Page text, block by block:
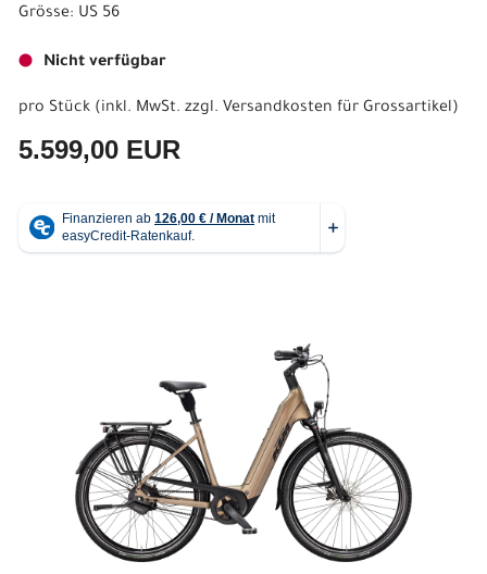
Grösse: US 56
Nicht verfügbar
pro Stück (inkl. MwSt. zzgl. Versandkosten für Grossartikel)
5.599,00 EUR